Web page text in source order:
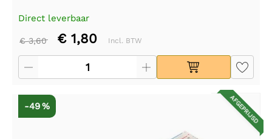
Direct leverbaar
€ 3,60 € 1,80 Incl. BTW
AFGEPRIJSD
-49 %